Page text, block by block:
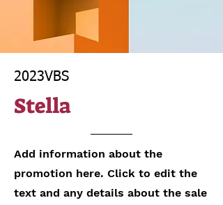
2023VBS
Stella
Add information about the
promotion here. Click to edit the
text and any details about the sale